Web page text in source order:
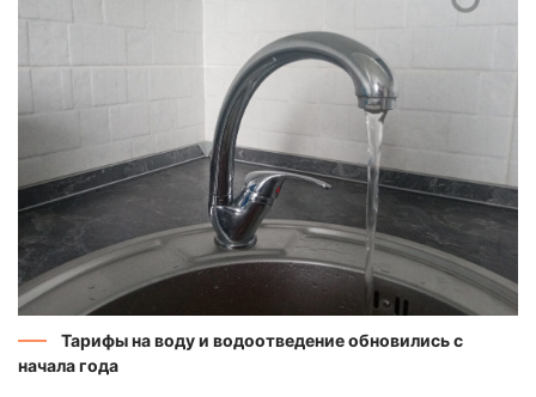
Тарифы на воду и водоотведение обновились с
начала года